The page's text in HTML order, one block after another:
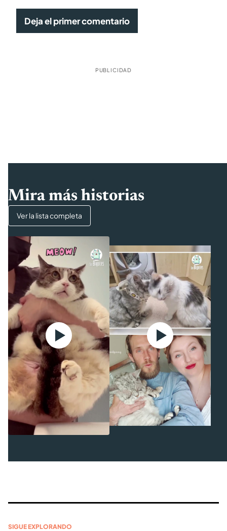
Deja el primer comentario
PUBLICIDAD
Mira más historias
Ver la lista completa
SIGUE EXPLORANDO